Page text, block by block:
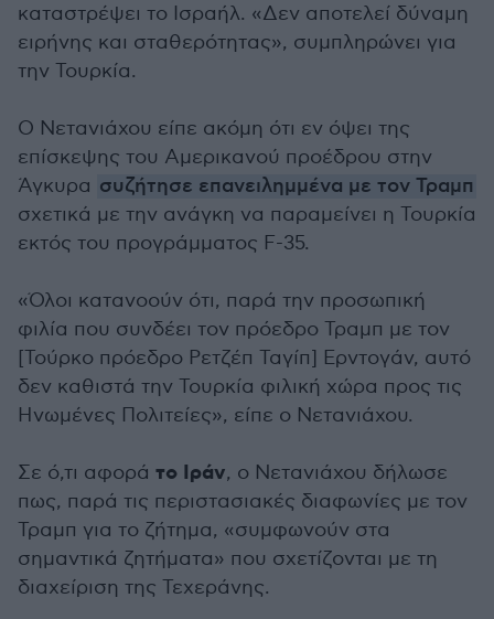
καταστρέψει το Ισραήλ. «Δεν αποτελεί δύναμη
ειρήνης και σταθερότητας», συμπληρώνει για
την Τουρκία.
Ο Νετανιάχου είπε ακόμη ότι εν όψει της
επίσκεψης του Αμερικανού προέδρου στην
Άγκυρα συζήτησε επανειλημμένα με τον Τραμπ
σχετικά με την ανάγκη να παραμείνει η Τουρκία
εκτός του προγράμματος F-35.
«Όλοι κατανοούν ότι, παρά την προσωπική
φιλία που συνδέει τον πρόεδρο Τραμπ με τον
[Τούρκο πρόεδρο Ρετζέπ Ταγίπ] Ερντογάν, αυτό
δεν καθιστά την Τουρκία φιλική χώρα προς τις
Ηνωμένες Πολιτείες», είπε ο Νετανιάχου.
Σε ό,τι αφορά το Ιράν, ο Νετανιάχου δήλωσε
πως, παρά τις περιστασιακές διαφωνίες με τον
Τραμπ για το ζήτημα, «συμφωνούν στα
σημαντικά ζητήματα» που σχετίζονται με τη
διαχείριση της Τεχεράνης.